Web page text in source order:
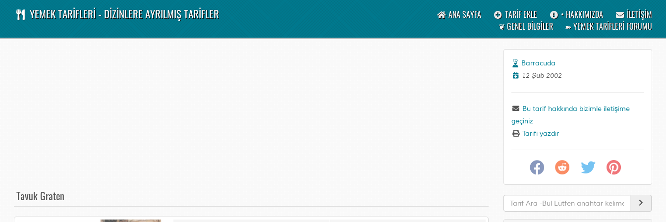
YEMEK TARİFLERİ - DİZİNLERE AYRILMIŞ TARİFLER ANA SAYFA TARİF EKLE • HAKKIMIZDA
İLETİŞİM
❦ GENEL BİLGİLER
➽ YEMEK TARİFLERİ FORUMU
Tavuk Graten
Barracuda
12 Şub 2002
Bu tarif hakkında bizimle iletişime
geçiniz
Tarifi yazdır